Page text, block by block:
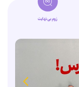
زوم‌بی‌نهایت